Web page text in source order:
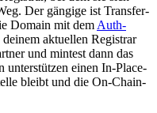
Der gängige ist Transfer-
Domain mit dem Auth-
aktuellen Registrar
und mintest dann das
unterstützen einen In-Place-
bleibt und die On-Chain-